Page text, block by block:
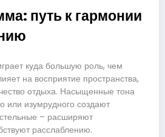
путь к гармонии
куда большую роль, чем
на восприятие пространства,
отдыха. Насыщенные тона
или изумрудного создают
– расширяют
расслаблению.